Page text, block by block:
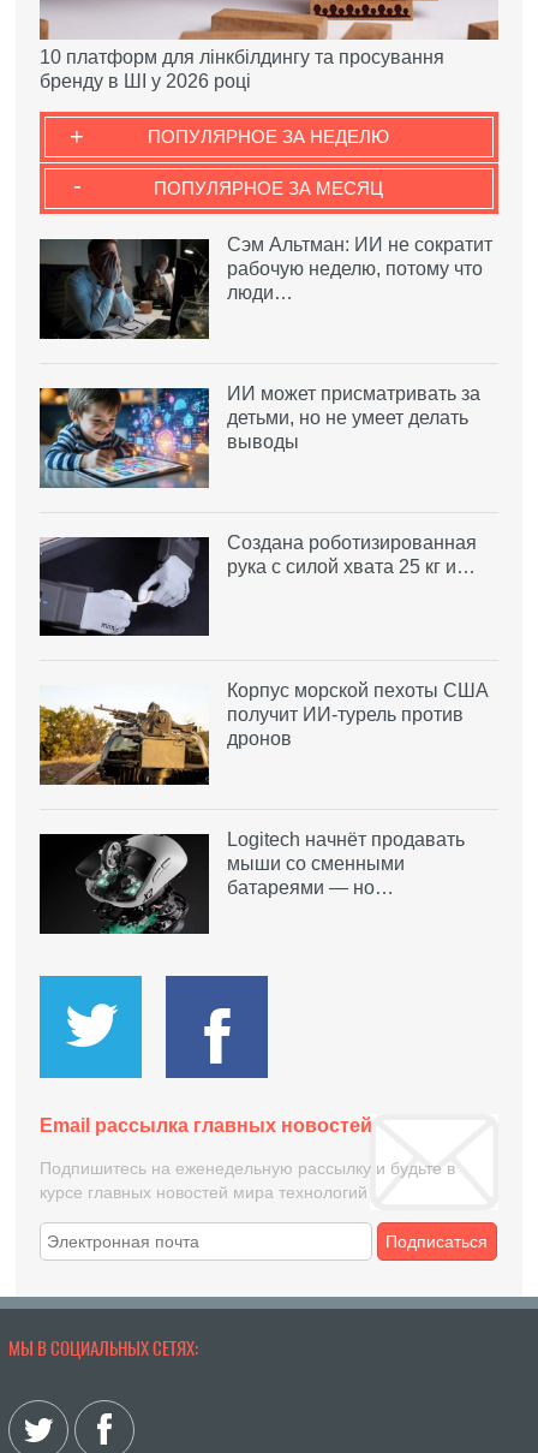
10 платформ для лінкбілдингу та просування
бренду в ШІ у 2026 році
ПОПУЛЯРНОЕ ЗА НЕДЕЛЮ
+
ПОПУЛЯРНОЕ ЗА МЕСЯЦ
-
Сэм Альтман: ИИ не сократит
рабочую неделю, потому что
люди…
ИИ может присматривать за
детьми, но не умеет делать
выводы
Создана роботизированная
рука с силой хвата 25 кг и…
Корпус морской пехоты США
получит ИИ-турель против
дронов
Logitech начнёт продавать
мыши со сменными
батареями — но…
Email рассылка главных новостей
Подпишитесь на еженедельную рассылку и будьте в
курсе главных новостей мира технологий
Подписаться
МЫ В СОЦИАЛЬНЫХ СЕТЯХ: